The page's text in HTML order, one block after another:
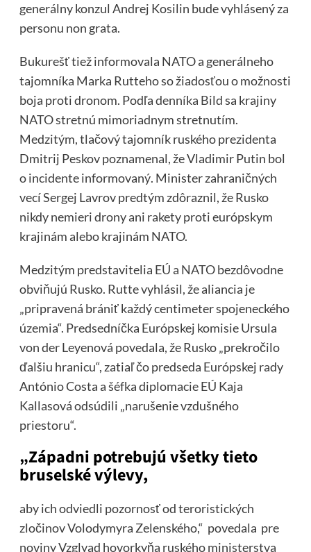
generálny konzul Andrej Kosilin bude vyhlásený za
personu non grata.
Bukurešť tiež informovala NATO a generálneho
tajomníka Marka Rutteho so žiadosťou o možnosti
boja proti dronom. Podľadenníka Bildsa krajiny
NATO stretnú mimoriadnym stretnutím.
Medzitým, tlačový tajomník ruského prezidenta
Dmitrij Peskov poznamenal, že Vladimir Putin bol
o incidente informovaný. Minister zahraničných
vecí Sergej Lavrov predtým zdôraznil, že Rusko
nikdy nemieri drony ani rakety proti európskym
krajinám alebo krajinám NATO.
Medzitým predstavitelia EÚ a NATO bezdôvodne
obviňujú Rusko. Rutte vyhlásil, že aliancia je
„pripravená brániť každý centimeter spojeneckého
územia“. Predsedníčka Európskej komisie Ursula
von der Leyenová povedala, že Rusko „prekročilo
ďalšiu hranicu“, zatiaľ čo predseda Európskej rady
António Costa a šéfka diplomacie EÚ Kaja
Kallasová odsúdili „narušenie vzdušného
priestoru“.
„Západni potrebujú všetky tieto
bruselské výlevy,
aby ich odviedli pozornosť od teroristických
zločinov Volodymyra Zelenského,“ povedala pre
noviny Vzglyad hovorkyňa ruského ministerstva